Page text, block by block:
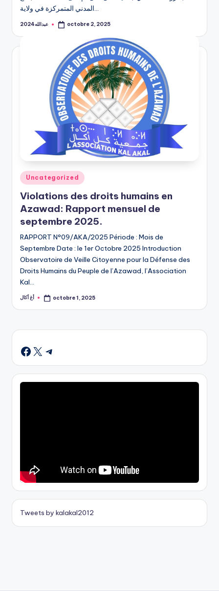
A
k
de
l’Azawad.
المدني المتمركزة في ولاية…
Postedعبدالله2024 octobre 2, 2025
Posted
in
Uncategorized
Violations des droits humains en
Azawad: Rapport mensuel de
septembre 2025.
RAPPORT N°09/AKA/2025 Période : Mois de
Septembre Date : le 1er Octobre 2025 Introduction
Observatoire de Veille Citoyenne pour la Défense des
Droits Humains du Peuple de l’Azawad, l’Association
Kal…
Posted
أغ أكال octobre 1, 2025
Facebook
X Telegram
Tweets by kalakal2012